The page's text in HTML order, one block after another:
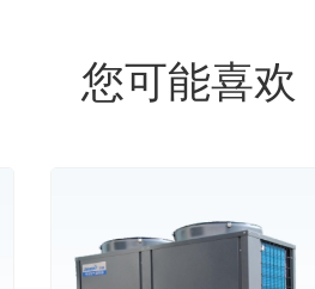
您可能喜欢